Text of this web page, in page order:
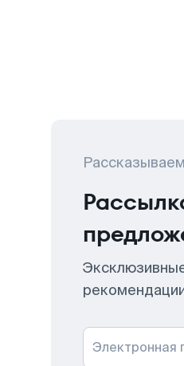
Электронная